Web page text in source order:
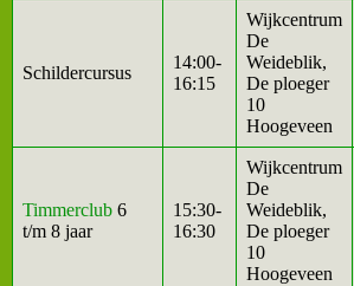
Schildercursus
14:00-
16:15
Wijkcentrum
De
Weideblik,
De ploeger
10
Hoogeveen
Timmerclub 6
t/m 8 jaar
15:30-
16:30
Wijkcentrum
De
Weideblik,
De ploeger
10
Hoogeveen